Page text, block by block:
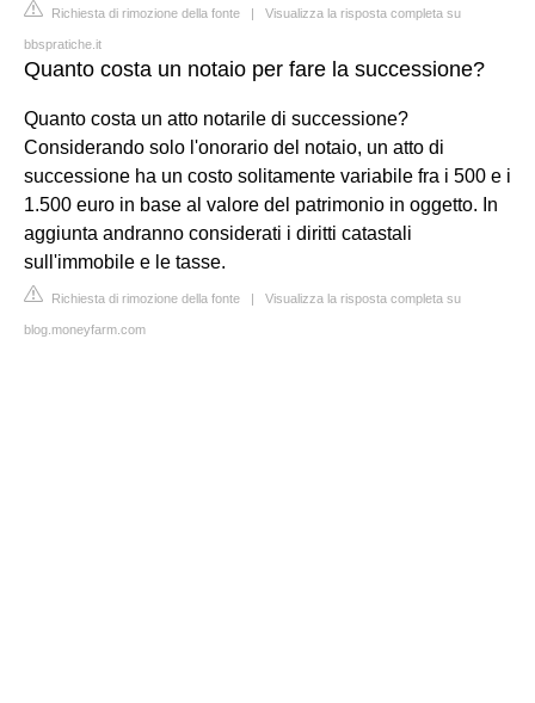
Richiesta di rimozione della fonte | Visualizza la risposta completa su
bbspratiche.it
Quanto costa un notaio per fare la successione?
Quanto costa un atto notarile di successione?
Considerando solo l'onorario del notaio, un atto di
successione ha un costo solitamente variabile fra i 500 e i
1.500 euro in base al valore del patrimonio in oggetto. In
aggiunta andranno considerati i diritti catastali
sull'immobile e le tasse.
Richiesta di rimozione della fonte | Visualizza la risposta completa su
blog.moneyfarm.com